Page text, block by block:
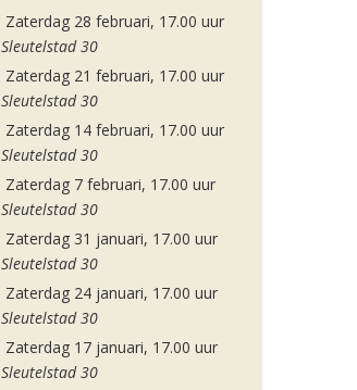
Zaterdag 28 februari, 17.00 uur
Sleutelstad 30
Zaterdag 21 februari, 17.00 uur
Sleutelstad 30
Zaterdag 14 februari, 17.00 uur
Sleutelstad 30
Zaterdag 7 februari, 17.00 uur
Sleutelstad 30
Zaterdag 31 januari, 17.00 uur
Sleutelstad 30
Zaterdag 24 januari, 17.00 uur
Sleutelstad 30
Zaterdag 17 januari, 17.00 uur
Sleutelstad 30